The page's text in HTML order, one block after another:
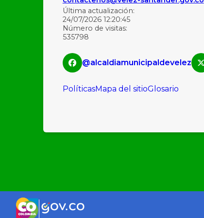
Última actualización:
24/07/2026 12:20:45
Número de visitas:
535798
@alcaldiamunicipaldevelez
PolíticasMapa del sitioGlosario